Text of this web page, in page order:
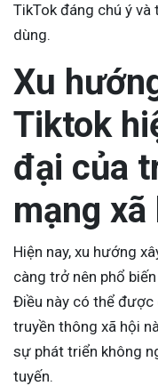
TikTok đáng chú ý
dùng.
Xu
Tiktok
đại của
mạng xã
Hiện nay, xu hướng
càng trở nên phổ
Điều này có thể
truyền thông xã hội
sự phát triển không
tuyến.